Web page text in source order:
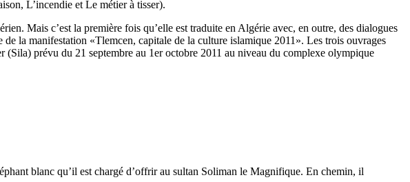
L’incendie et Le métier à tisser).
Mais c’est la première fois qu’elle est traduite en Algérie avec, en outre, des dialogues
la manifestation «Tlemcen, capitale de la culture islamique 2011». Les trois ouvrages
prévu du 21 septembre au 1er octobre 2011 au niveau du complexe olympique
blanc qu’il est chargé d’offrir au sultan Soliman le Magnifique. En chemin, il